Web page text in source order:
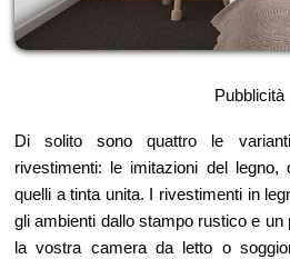
Pubblicità
Di solito sono quattro le
rivestimenti: le imitazioni del legno,
quelli a tinta unita. I rivestimenti in
gli ambienti dallo stampo rustico e un
la vostra camera da letto o